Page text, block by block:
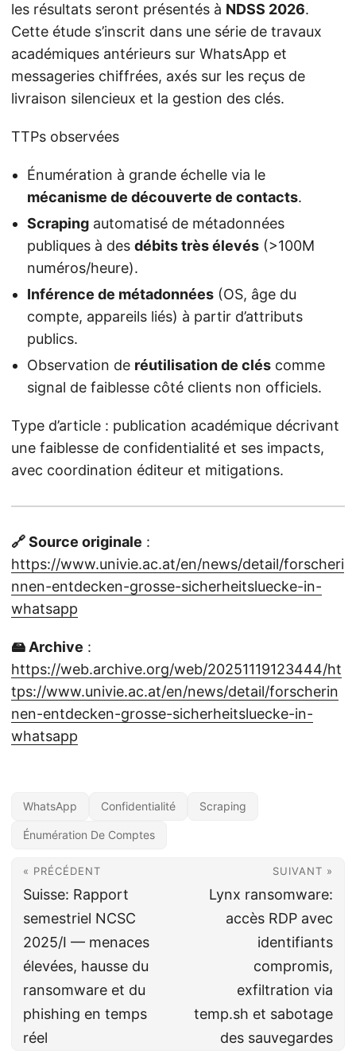
les résultats seront présentés à NDSS 2026.
Cette étude s’inscrit dans une série de travaux
académiques antérieurs sur WhatsApp et
messageries chiffrées, axés sur les reçus de
livraison silencieux et la gestion des clés.
TTPs observées
Énumération à grande échelle via le
mécanisme de découverte de contacts.
Scraping automatisé de métadonnées
publiques à des débits très élevés (>100M
numéros/heure).
Inférence de métadonnées (OS, âge du
compte, appareils liés) à partir d’attributs
publics.
Observation de réutilisation de clés comme
signal de faiblesse côté clients non officiels.
Type d’article : publication académique décrivant
une faiblesse de confidentialité et ses impacts,
avec coordination éditeur et mitigations.
🔗 Source originale :
https://www.univie.ac.at/en/news/detail/forscheri
nnen-entdecken-grosse-sicherheitsluecke-in-
whatsapp
🖴 Archive :
https://web.archive.org/web/20251119123444/ht
tps://www.univie.ac.at/en/news/detail/forscherin
nen-entdecken-grosse-sicherheitsluecke-in-
whatsapp
WhatsApp Confidentialité Scraping
Énumération De Comptes
« PRÉCÉDENT
Suisse: Rapport
semestriel NCSC
2025/I — menaces
élevées, hausse du
ransomware et du
phishing en temps
réel
SUIVANT »
Lynx ransomware:
accès RDP avec
identifiants
compromis,
exfiltration via
temp.sh et sabotage
des sauvegardes